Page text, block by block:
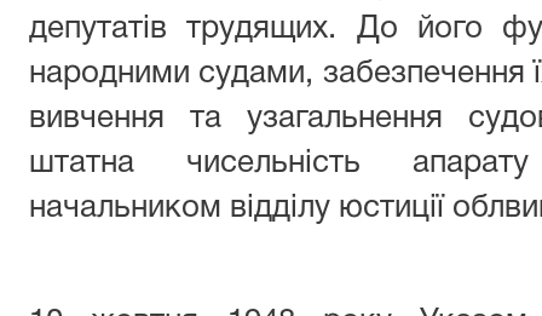
депутатів трудящих. До його
народними судами, забезпечення
вивчення та узагальнення
штатна чисельність
начальником відділу юстиції